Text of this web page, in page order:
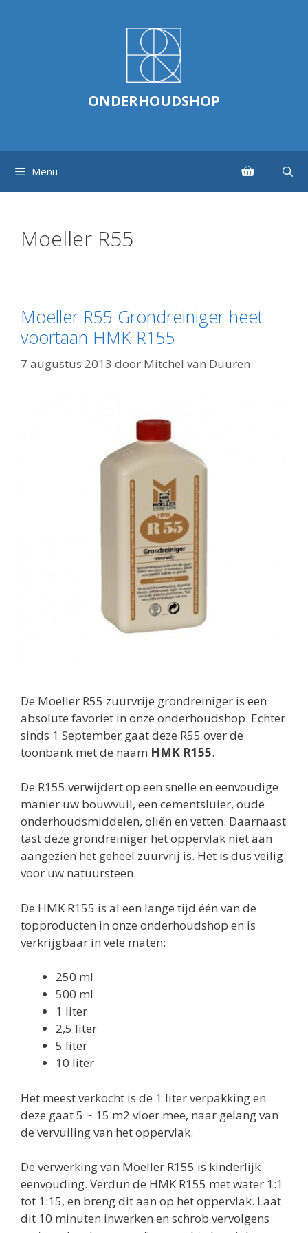
ONDERHOUDSHOP
Menu
Moeller R55
Moeller R55 Grondreiniger heet
voortaan HMK R155
7 augustus 2013 door Mitchel van Duuren
De Moeller R55 zuurvrije grondreiniger is een
absolute favoriet in onze onderhoudshop. Echter
sinds 1 September gaat deze R55 over de
toonbank met de naam HMK R155.
De R155 verwijdert op een snelle en eenvoudige
manier uw bouwvuil, een cementsluier, oude
onderhoudsmiddelen, oliën en vetten. Daarnaast
tast deze grondreiniger het oppervlak niet aan
aangezien het geheel zuurvrij is. Het is dus veilig
voor uw natuursteen.
De HMK R155 is al een lange tijd één van de
topproducten in onze onderhoudshop en is
verkrijgbaar in vele maten:
250 ml
500 ml
1 liter
2,5 liter
5 liter
10 liter
Het meest verkocht is de 1 liter verpakking en
deze gaat 5 ~ 15 m2 vloer mee, naar gelang van
de vervuiling van het oppervlak.
De verwerking van Moeller R155 is kinderlijk
eenvouding. Verdun de HMK R155 met water 1:1
tot 1:15, en breng dit aan op het oppervlak. Laat
dit 10 minuten inwerken en schrob vervolgens